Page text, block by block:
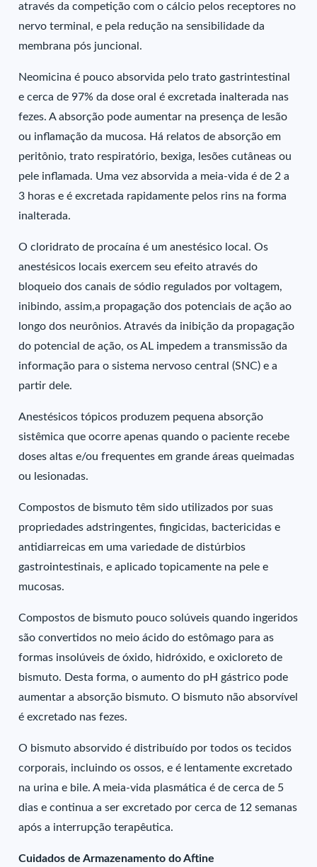
através da competição com o cálcio pelos receptores no
nervo terminal, e pela redução na sensibilidade da
membrana pós juncional.
Neomicina é pouco absorvida pelo trato gastrintestinal
e cerca de 97% da dose oral é excretada inalterada nas
fezes. A absorção pode aumentar na presença de lesão
ou inflamação da mucosa. Há relatos de absorção em
peritônio, trato respiratório, bexiga, lesões cutâneas ou
pele inflamada. Uma vez absorvida a meia-vida é de 2 a
3 horas e é excretada rapidamente pelos rins na forma
inalterada.
O cloridrato de procaína é um anestésico local. Os
anestésicos locais exercem seu efeito através do
bloqueio dos canais de sódio regulados por voltagem,
inibindo, assim,a propagação dos potenciais de ação ao
longo dos neurônios. Através da inibição da propagação
do potencial de ação, os AL impedem a transmissão da
informação para o sistema nervoso central (SNC) e a
partir dele.
Anestésicos tópicos produzem pequena absorção
sistêmica que ocorre apenas quando o paciente recebe
doses altas e/ou frequentes em grande áreas queimadas
ou lesionadas.
Compostos de bismuto têm sido utilizados por suas
propriedades adstringentes, fingicidas, bactericidas e
antidiarreicas em uma variedade de distúrbios
gastrointestinais, e aplicado topicamente na pele e
mucosas.
Compostos de bismuto pouco solúveis quando ingeridos
são convertidos no meio ácido do estômago para as
formas insolúveis de óxido, hidróxido, e oxicloreto de
bismuto. Desta forma, o aumento do pH gástrico pode
aumentar a absorção bismuto. O bismuto não absorvível
é excretado nas fezes.
O bismuto absorvido é distribuído por todos os tecidos
corporais, incluindo os ossos, e é lentamente excretado
na urina e bile. A meia-vida plasmática é de cerca de 5
dias e continua a ser excretado por cerca de 12 semanas
após a interrupção terapêutica.
Cuidados de Armazenamento do Aftine